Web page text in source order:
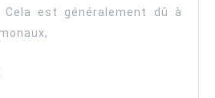
est généralement dû à